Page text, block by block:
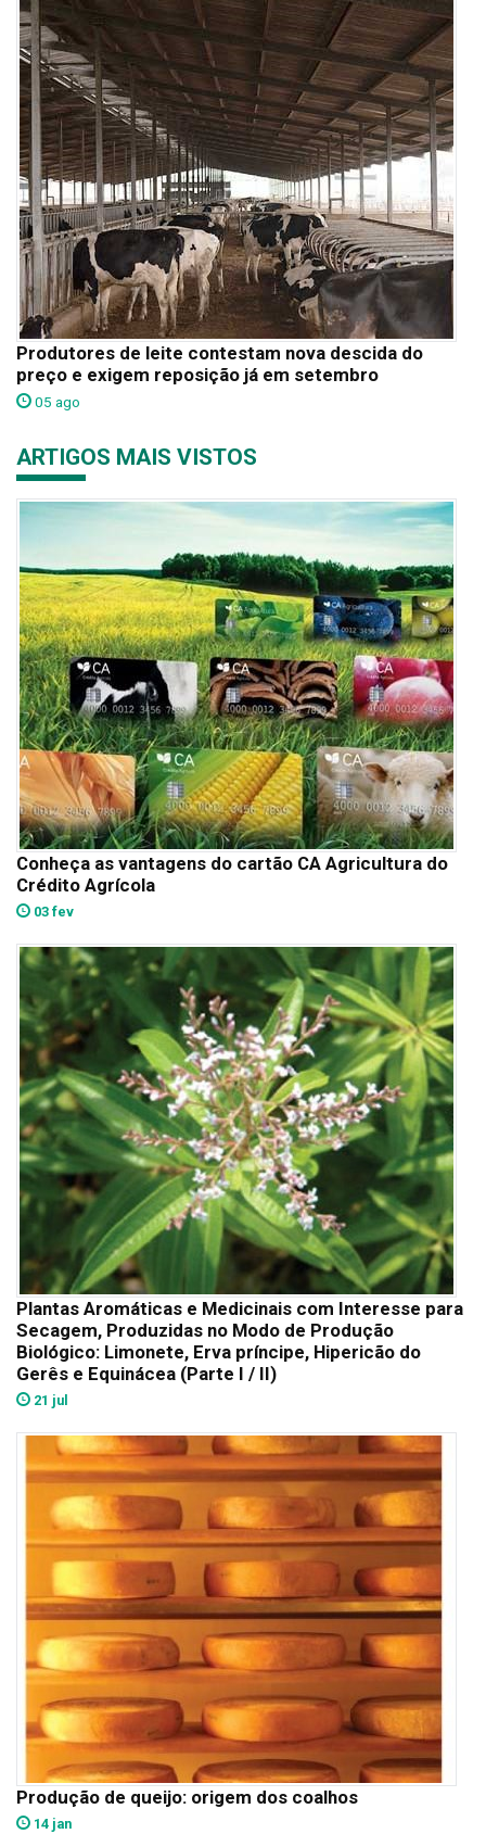
Produtores de leite contestam nova descida do
preço e exigem reposição já em setembro
05 ago
ARTIGOS MAIS VISTOS
Conheça as vantagens do cartão CA Agricultura do
Crédito Agrícola
03 fev
Plantas Aromáticas e Medicinais com Interesse para
Secagem, Produzidas no Modo de Produção
Biológico: Limonete, Erva príncipe, Hipericão do
Gerês e Equinácea (Parte I / II)
21 jul
Produção de queijo: origem dos coalhos
14 jan